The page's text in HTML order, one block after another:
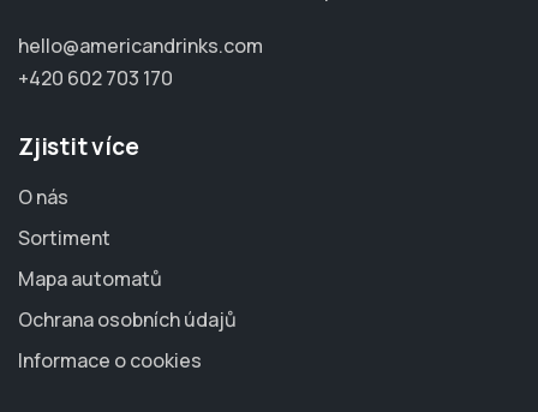
hello@americandrinks.com
+420 602 703 170
Zjistit více
O nás
Sortiment
Mapa automatů
Ochrana osobních údajů
Informace o cookies